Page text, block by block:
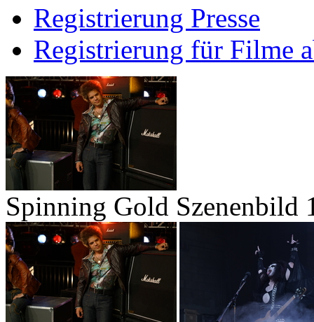
Registrierung Presse
Registrierung für Filme
Spinning Gold Szenenbild